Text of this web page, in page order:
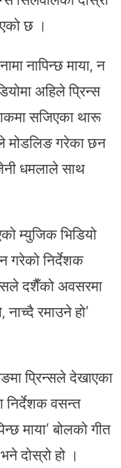
छ ।
नापिन्छ माया, न
अहिले प्रिन्स
सजिएका थारू
मोडलिङ गरेका छन
धमलाले साथ
म्युजिक भिडियो
गरेको निर्देशक
दशैँको अवसरमा
रमाउने हो’
प्रिन्सले देखाएका
निर्देशक वसन्त
माया’ बोलको गीत
दोस्रो हो ।